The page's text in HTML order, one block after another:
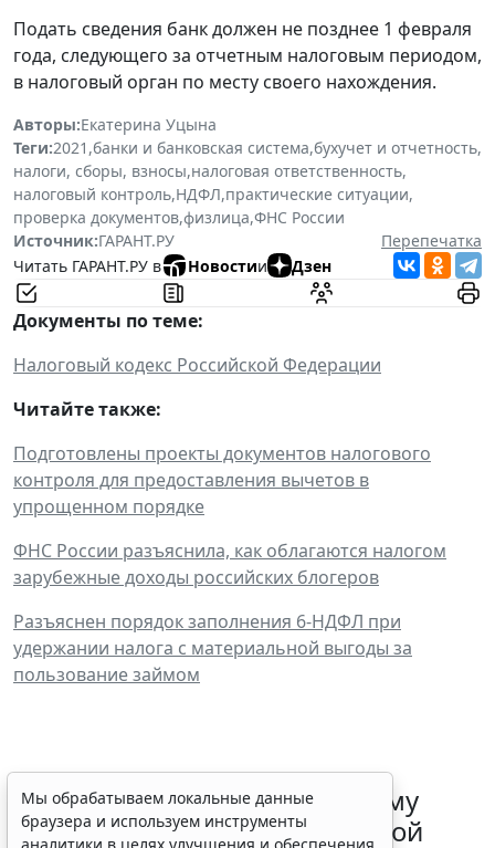
Подать сведения банк должен не позднее 1 февраля
года, следующего за отчетным налоговым периодом,
в налоговый орган по месту своего нахождения.
Авторы:Екатерина Уцына
Теги:2021 ,банки и банковская система,бухучет и отчетность,
налоги, сборы, взносы,налоговая ответственность,
налоговый контроль,НДФЛ,практические ситуации,
проверка документов,физлица,ФНС России
Источник:ГАРАНТ.РУ
Перепечатка
Читать ГАРАНТ.РУ в
Новостии Дзен
Документы по теме:
Налоговый кодекс Российской Федерации
Читайте также:
Подготовлены проекты документов налогового
контроля для предоставления вычетов в
упрощенном порядке
ФНС России разъяснила, как облагаются налогом
зарубежные доходы российских блогеров
Разъяснен порядок заполнения 6-НДФЛ при
удержании налога с материальной выгоды за
пользование займом
ФНС России рассказала малому
бизнесу о порядке упрощенной
Мы обрабатываем локальные данные
браузера и используем инструменты